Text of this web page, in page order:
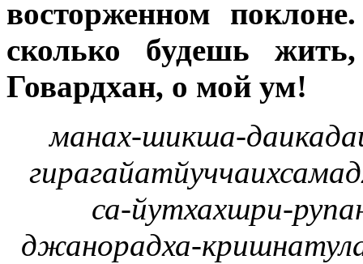
восторженном
сколько будешь
Говардхан, о мой ум!
манах-шикша-
са-йутхахшри-
джанорадха-